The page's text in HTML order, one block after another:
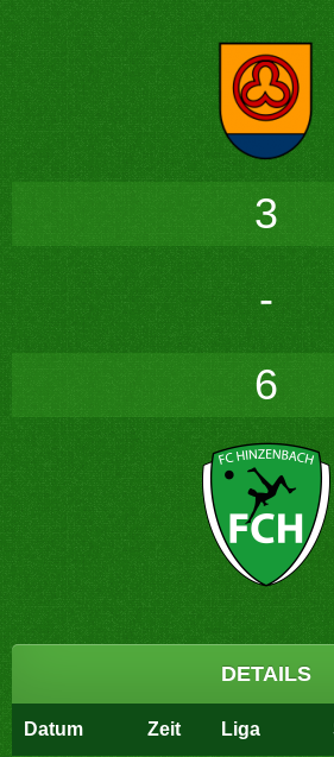
3
-
6
DETAILS
Datum Zeit Liga